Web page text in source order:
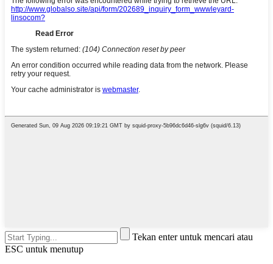
Tekan enter untuk mencari atau
ESC untuk menutup